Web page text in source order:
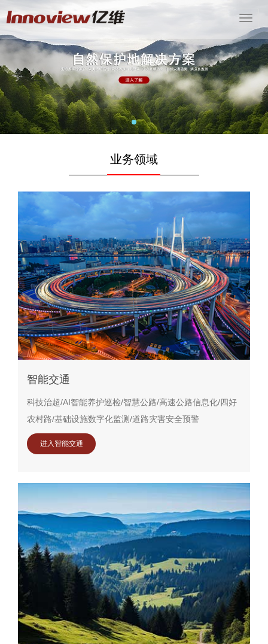
业务领域
智能交通
科技治超/AI智能养护巡检/智慧公路/高速公路信息化/四好
农村路/基础设施数字化监测/道路灾害安全预警
进入智能交通